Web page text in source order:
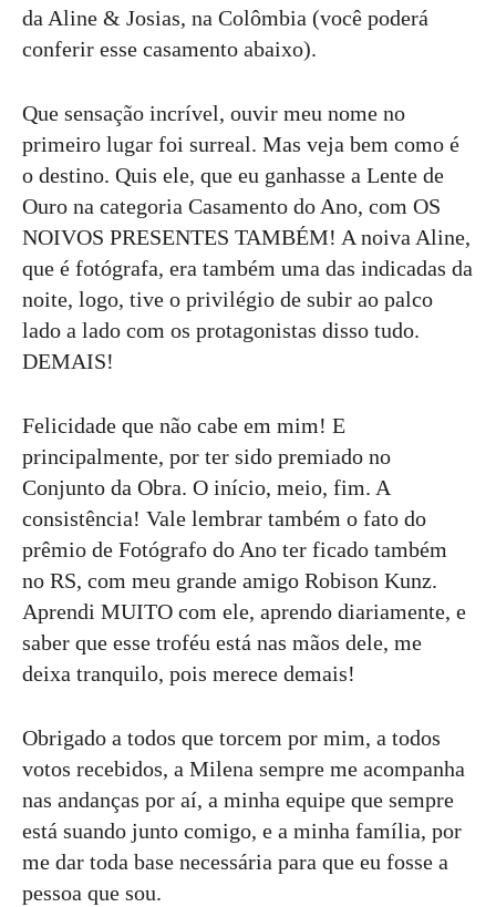
da Aline & Josias, na Colômbia (você poderá
conferir esse casamento abaixo).
Que sensação incrível, ouvir meu nome no
primeiro lugar foi surreal. Mas veja bem como é
o destino. Quis ele, que eu ganhasse a Lente de
Ouro na categoria Casamento do Ano, com OS
NOIVOS PRESENTES TAMBÉM! A noiva Aline,
que é fotógrafa, era também uma das indicadas da
noite, logo, tive o privilégio de subir ao palco
lado a lado com os protagonistas disso tudo.
DEMAIS!
Felicidade que não cabe em mim! E
principalmente, por ter sido premiado no
Conjunto da Obra. O início, meio, fim. A
consistência! Vale lembrar também o fato do
prêmio de Fotógrafo do Ano ter ficado também
no RS, com meu grande amigo Robison Kunz.
Aprendi MUITO com ele, aprendo diariamente, e
saber que esse troféu está nas mãos dele, me
deixa tranquilo, pois merece demais!
Obrigado a todos que torcem por mim, a todos
votos recebidos, a Milena sempre me acompanha
nas andanças por aí, a minha equipe que sempre
está suando junto comigo, e a minha família, por
me dar toda base necessária para que eu fosse a
pessoa que sou.